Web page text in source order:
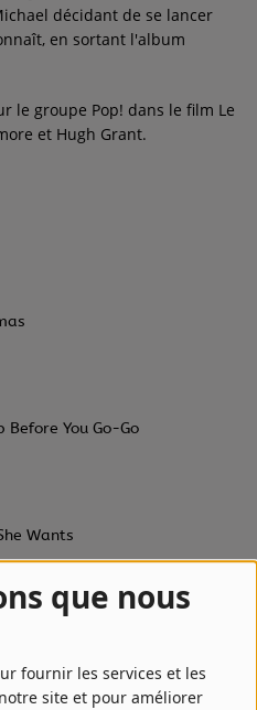
que nous
fournir les services et les
site et pour améliorer
décidant de se lancer
en sortant l'album
le groupe Pop! dans le film Le
et Hugh Grant.
Before You Go-Go
Wants
- Single Version